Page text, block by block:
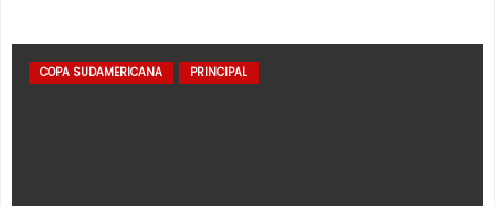
COPA SUDAMERICANA PRINCIPAL